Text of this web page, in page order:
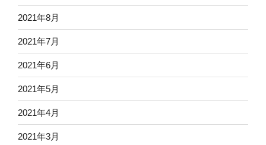
2021年8月
2021年7月
2021年6月
2021年5月
2021年4月
2021年3月